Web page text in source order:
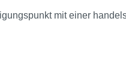
mit einer